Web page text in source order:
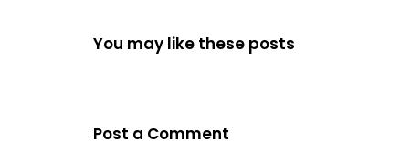
You may like these posts
Post a Comment